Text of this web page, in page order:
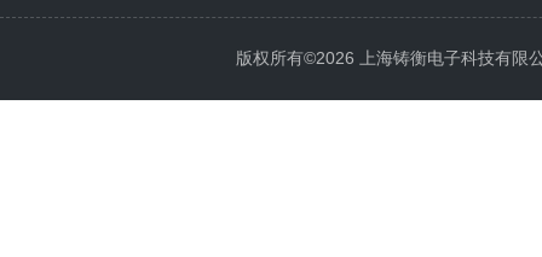
版权所有©2026 上海铸衡电子科技有